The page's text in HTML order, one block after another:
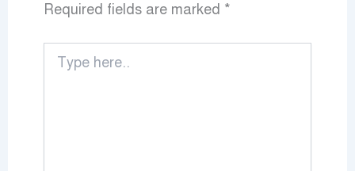
Required fields are marked *
here..